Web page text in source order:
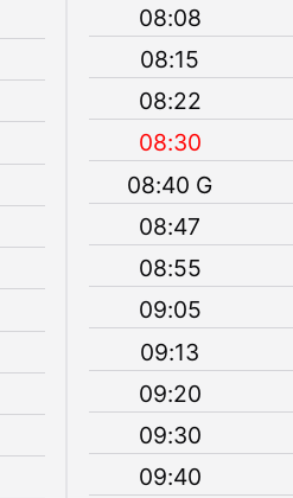
08:08
08:15
08:22
08:30
08:40 G
08:47
08:55
09:05
09:13
09:20
09:30
09:40